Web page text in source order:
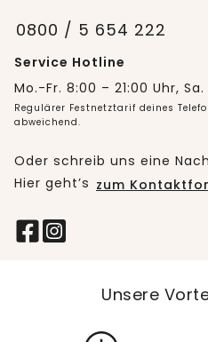
0800 / 5 654 222
Service Hotline
Mo.-Fr. 8:00 – 21:00 Uhr,
Regulärer Festnetztarif deines
abweichend.
Oder schreib uns eine
Hier geht’s zum
Unsere